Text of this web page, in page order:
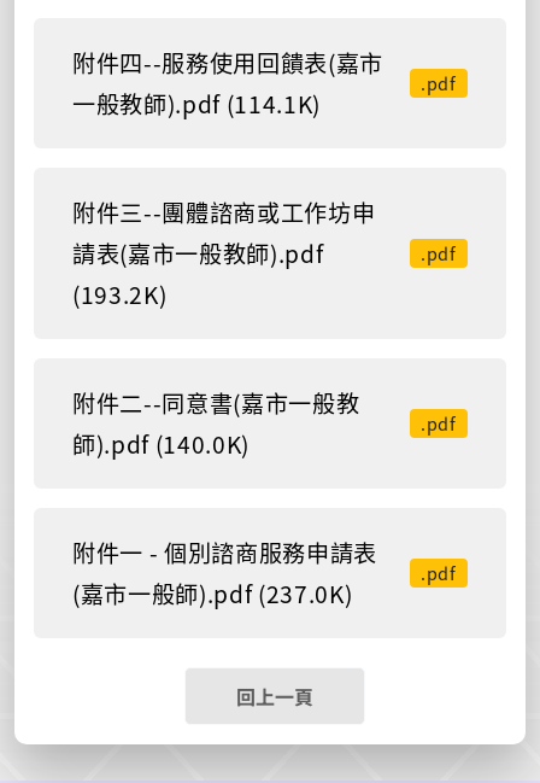
附件四--服務使用回饋表(嘉市
一般教師).pdf (114.1K)
.pdf
附件三--團體諮商或工作坊申
請表(嘉市一般教師).pdf
(193.2K)
.pdf
附件二--同意書(嘉市一般教
師).pdf (140.0K)
.pdf
附件一 - 個別諮商服務申請表
(嘉市一般師).pdf (237.0K)
.pdf
回上一頁